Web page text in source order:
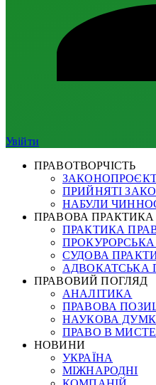
Увійти
ПРАВОТВОРЧІСТЬ
ПРИЙНЯТІ
НАБУЛИ
ПРАВОВА ПРАКТИКА
ПРАКТИКА
СУДОВА
АДВОКАТСЬКА
ПРАВОВИЙ ПОГЛЯД
АНАЛІТИКА
ПРАВОВА
НАУКОВА
ПРАВО В
НОВИНИ
УКРАЇНА
МІЖНАРОДНІ